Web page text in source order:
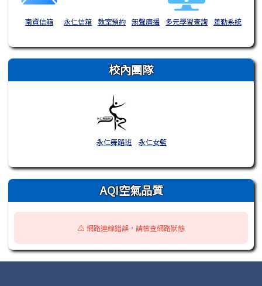
南資信箱 永仁信箱 教室預約 無聲廣播 多元學習查詢 差勤系統
校內團隊
永仁舞蹈班 永仁女籃
AQI空氣品質
⚠️ 網路連線錯誤，請檢查網路狀態